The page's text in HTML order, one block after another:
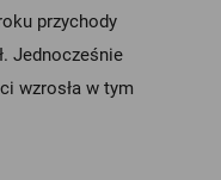
przychody
Jednocześnie
wzrosła w tym